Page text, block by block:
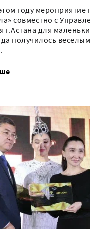
году мероприятие
совместно с
г.Астана для
получилось